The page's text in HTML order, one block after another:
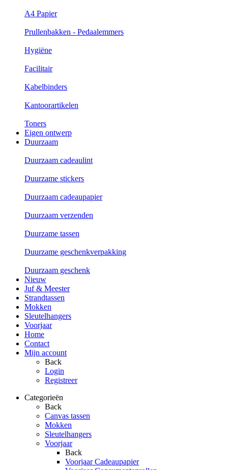
A4 Papier
Prullenbakken - Pedaalemmers
Hygiëne
Facilitair
Kabelbinders
Kantoorartikelen
Toners
Eigen ontwerp
Duurzaam
Duurzaam cadeaulint
Duurzame stickers
Duurzaam cadeaupapier
Duurzaam verzenden
Duurzame tassen
Duurzame geschenkverpakking
Duurzaam geschenk
Nieuw
Juf & Meester
Strandtassen
Mokken
Sleutelhangers
Voorjaar
Home
Contact
Mijn account
Back
Login
Registreer
Categorieën
Back
Canvas tassen
Mokken
Sleutelhangers
Voorjaar
Back
Voorjaar Cadeaupapier